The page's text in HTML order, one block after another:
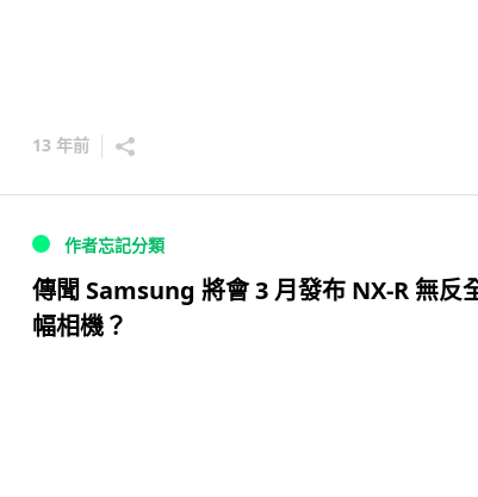
13 年前
作者忘記分類
傳聞 Samsung 將會 3 月發布 NX-R 無反
幅相機？